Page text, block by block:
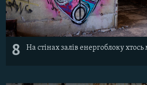
8 На стінах залів енергоблоку хтось